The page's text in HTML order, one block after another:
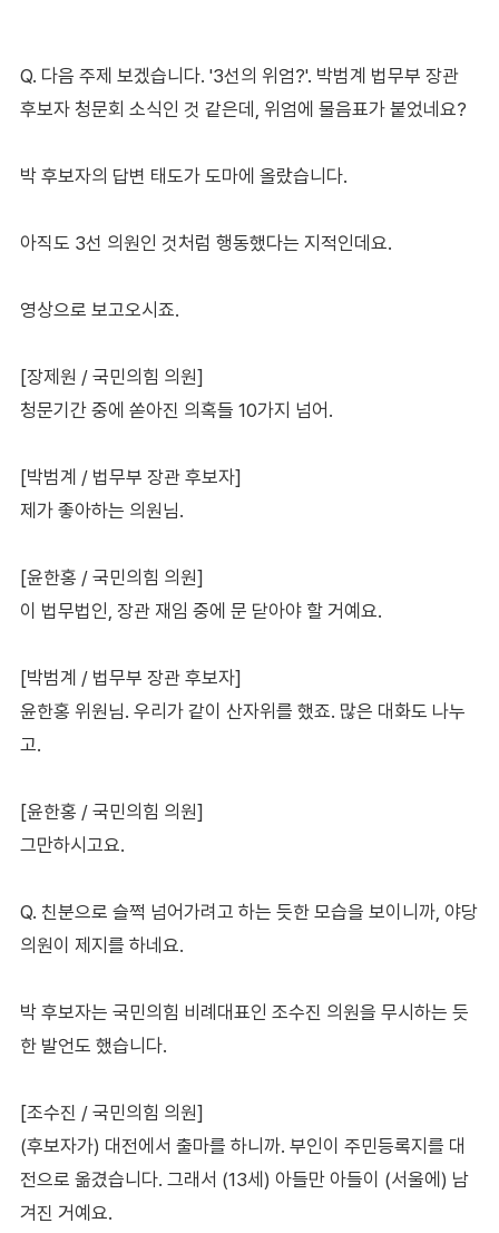
Q. 다음 주제 보겠습니다. '3선의 위엄?'. 박범계 법무부 장관
후보자 청문회 소식인 것 같은데, 위엄에 물음표가 붙었네요?
박 후보자의 답변 태도가 도마에 올랐습니다.
아직도 3선 의원인 것처럼 행동했다는 지적인데요.
영상으로 보고오시죠.
[장제원 / 국민의힘 의원]
청문기간 중에 쏟아진 의혹들 10가지 넘어.
[박범계 / 법무부 장관 후보자]
제가 좋아하는 의원님.
[윤한홍 / 국민의힘 의원]
이 법무법인, 장관 재임 중에 문 닫아야 할 거예요.
[박범계 / 법무부 장관 후보자]
윤한홍 위원님. 우리가 같이 산자위를 했죠. 많은 대화도 나누
고.
[윤한홍 / 국민의힘 의원]
그만하시고요.
Q. 친분으로 슬쩍 넘어가려고 하는 듯한 모습을 보이니까, 야당
의원이 제지를 하네요.
박 후보자는 국민의힘 비례대표인 조수진 의원을 무시하는 듯
한 발언도 했습니다.
[조수진 / 국민의힘 의원]
(후보자가) 대전에서 출마를 하니까. 부인이 주민등록지를 대
전으로 옮겼습니다. 그래서 (13세) 아들만 아들이 (서울에) 남
겨진 거예요.